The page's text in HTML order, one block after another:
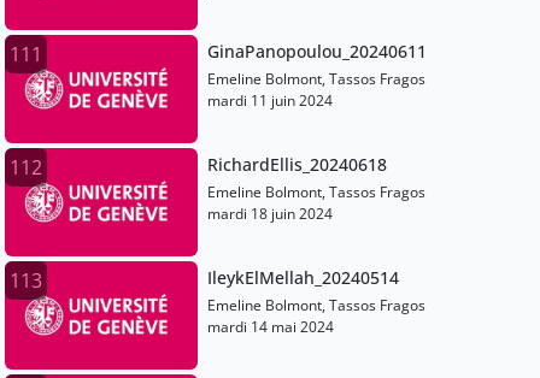
111 GinaPanopoulou_20240611
Emeline Bolmont, Tassos Fragos
mardi 11 juin 2024
112 RichardEllis_20240618
Emeline Bolmont, Tassos Fragos
mardi 18 juin 2024
113 IleykElMellah_20240514
Emeline Bolmont, Tassos Fragos
mardi 14 mai 2024